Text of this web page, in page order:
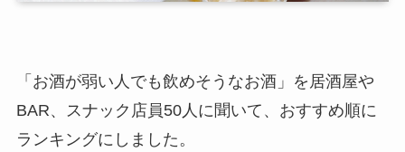
「お酒が弱い人でも飲めそうなお酒」を居酒屋や
BAR、スナック店員50人に聞いて、おすすめ順に
ランキングにしました。